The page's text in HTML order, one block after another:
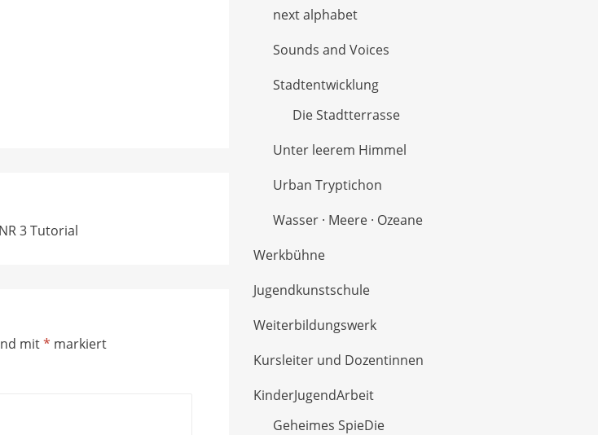
3 Tutorial
mit* markiert
next alphabet
Sounds and Voices
Stadtentwicklung
Die Stadtterrasse
Unter leerem Himmel
Urban Tryptichon
Wasser · Meere · Ozeane
Werkbühne
Jugendkunstschule
Weiterbildungswerk
Kursleiter und Dozentinnen
KinderJugendArbeit
Geheimes SpieDie